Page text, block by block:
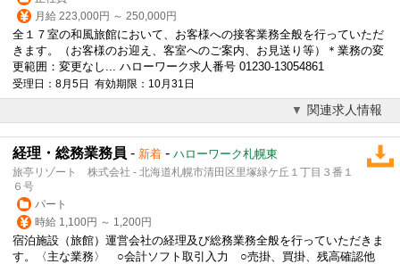
月給 223,000円 ～ 250,000円
全１７室の和風旅館において、お客様への接客業務全般を行っていただ
きます。（お客様のお迎え、客室へのご案内、お見送り等）＊業務の変
更範囲：変更なし... ハローワーク求人番号 01230-13054861
受理日：8月5日 有効期限：10月31日
関連求人情報
経理・総務業務員 - 新着 - ハローワーク札幌東
旅亭リゾート 株式会社 - 北海道札幌市清田区里塚緑ケ丘１丁目３番１
６号
パート
時給 1,100円 ～ 1,200円
宿泊施設（旅館）運営会社の経理及び総務業務全般を行っていただきま
す。〈主な業務〉 ○会計ソフト取引入力 ○売掛、買掛、残高確認他